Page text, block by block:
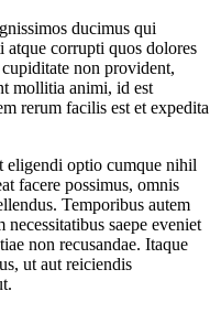
ducimus qui
corrupti quos dolores
non provident,
mollitia animi, id est
rerum facilis est et expedita
eligendi optio cumque nihil
facere possimus, omnis
Temporibus autem
saepe eveniet
non recusandae. Itaque
ut aut reiciendis